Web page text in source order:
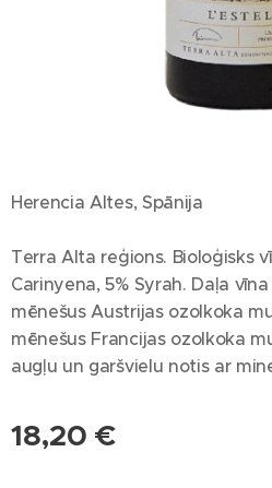
Herencia Altes, Spānija
Terra Alta reģions. Bioloģisks
Carinyena, 5% Syrah. Daļa
mēnešus Austrijas ozolkoka
mēnešus Francijas ozolkoka
augļu un garšvielu notis ar
18,20 €